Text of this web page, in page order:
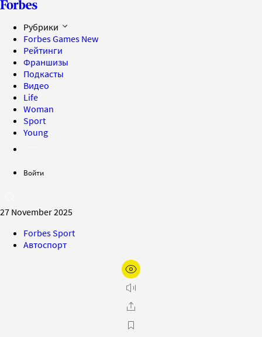
Рубрики
Forbes Games New
Рейтинги
Франшизы
Подкасты
Видео
Life
Woman
Sport
Young
Войти
27 November 2025
Forbes Sport
Автоспорт